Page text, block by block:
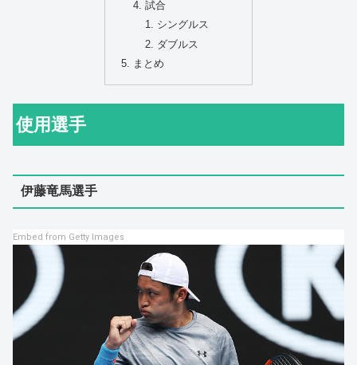
試合
シングルス
ダブルス
まとめ
使用選手
伊藤竜馬選手
Embed from Getty Images